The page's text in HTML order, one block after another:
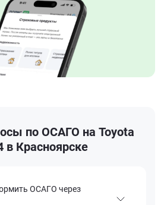
по ОСАГО на Toyota
в Красноярске
ОСАГО через